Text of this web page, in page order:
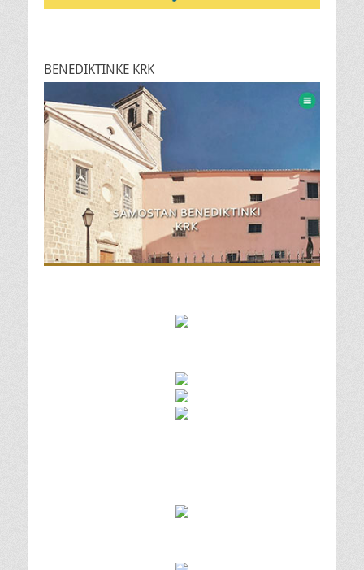
BENEDIKTINKE KRK